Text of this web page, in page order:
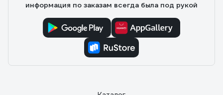
информация по заказам всегда была под рукой